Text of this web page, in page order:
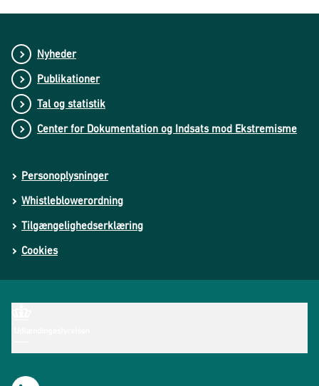
Nyheder
Publikationer
Tal og statistik
Center for Dokumentation og Indsats mod Ekstremisme
Personoplysninger
Whistleblowerordning
Tilgængelighedserklæring
Cookies